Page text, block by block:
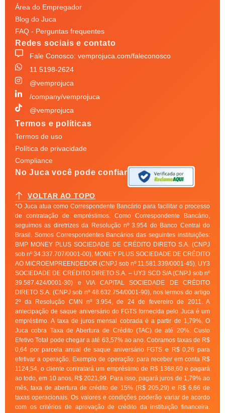
Área do Empregador
Blog do Juca
FAQ - Perguntas frequentes
Redes sociais e contato
Fale Conosco: vemprojuca.com/faleconosco
11 5198-2624
@vemprojuca
/company/vemprojuca
@vemprojuca
Termos e políticas
Termos de uso
Política de privacidade
Compliance
VOLTAR AO TOPO
No Juca você pode confiar
*O Juca atua como Correspondente Bancário para facilitar o processo
de contratação de empréstimos. Como Correspondente Bancário,
seguimos as diretrizes da Resolução nº 3.954 do Banco Central do
Brasil. Somos Correspondentes Bancários das seguintes instituições:
BMP MONEY PLUS SOCIEDADE DE CRÉDITO DIRETO S.A. (CNPJ
sob nº 34.337.707/0001-00), MONEY PLUS SOCIEDADE DE CRÉDITO
AO MICROEMPREENDEDOR (CNPJ sob nº 11.581.339/0001-45), UY3
SOCIEDADE DE CRÉDITO DIRETO S.A. – UY3 SCD S/A (CNPJ sob nº
39.587.424/0001-30) e VIA CAPITAL SOCIEDADE DE CRÉDITO
DIRETO S.A. (CNPJ sob nº 48.632.754/0001-90), nos termos do artigo
2º da Resolução CMN nº 3.954, de 24 de fevereiro de 2011. A
antecipação de saque aniversário do FGTS fornecida pelo Juca é um
empréstimo. A taxa de juros mensal cobrada é a partir de 1,79%. O
Juca cobra Taxa de Abertura de Crédito (TAC) de até 20%. Custo
Efetivo Total pode chegar a até 63,57% ao ano. Cobramos taxas de R$
0,64 por parcela anual de saque aniversário FGTS e R$ 0,26 para
efetivar a operação. Exemplo de operação: para receber em conta R$
1124,54, o cliente contratará um empréstimo de R$ 1368,60 e pagará
ao todo, em 10 anos, R$ 2021,99. Para isso, pagará juros de 1,79% ao
mês, taxa de abertura de crédito de 15% (R$ 205,29) e R$ 6,66 de
taxas operacionais. Os valores e condições poderão variar de acordo
com os critérios de aprovação de crédito da instituição financeira.